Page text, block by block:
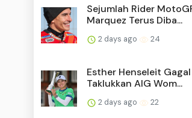
Sejumlah Rider
Marquez Terus Diba...
2 days ago 24
Esther Henseleit
Taklukkan AIG Wom...
2 days ago 22